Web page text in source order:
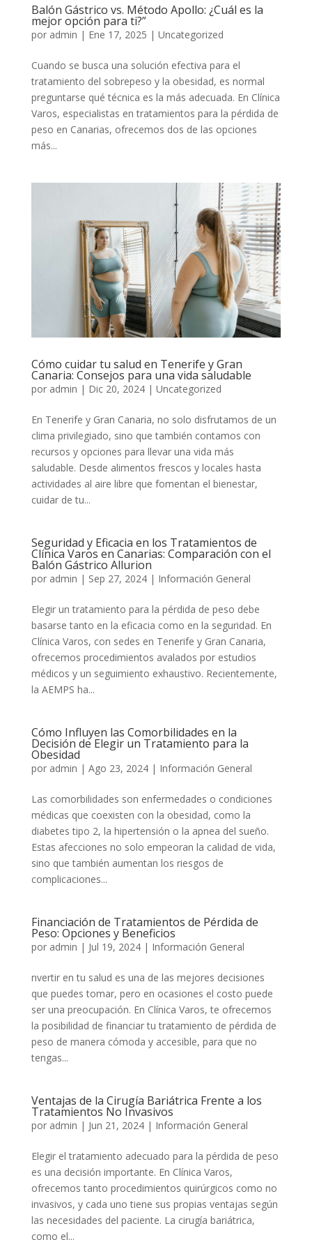
Balón Gástrico vs. Método Apollo: ¿Cuál es la
mejor opción para ti?”
por admin | Ene 17, 2025 | Uncategorized
Cuando se busca una solución efectiva para el
tratamiento del sobrepeso y la obesidad, es normal
preguntarse qué técnica es la más adecuada. En Clínica
Varos, especialistas en tratamientos para la pérdida de
peso en Canarias, ofrecemos dos de las opciones
más...
Cómo cuidar tu salud en Tenerife y Gran
Canaria: Consejos para una vida saludable
por admin | Dic 20, 2024| Uncategorized
En Tenerife y Gran Canaria, no solo disfrutamos de un
clima privilegiado, sino que también contamos con
recursos y opciones para llevar una vida más
saludable. Desde alimentos frescos y locales hasta
actividades al aire libre que fomentan el bienestar,
cuidar de tu...
Seguridad y Eficacia en los Tratamientos de
Clínica Varos en Canarias: Comparación con el
Balón Gástrico Allurion
por admin | Sep 27, 2024| Información General
Elegir un tratamiento para la pérdida de peso debe
basarse tanto en la eficacia como en la seguridad. En
Clínica Varos, con sedes en Tenerife y Gran Canaria,
ofrecemos procedimientos avalados por estudios
médicos y un seguimiento exhaustivo. Recientemente,
la AEMPS ha...
Cómo Influyen las Comorbilidades en la
Decisión de Elegir un Tratamiento para la
Obesidad
por admin | Ago 23, 2024| Información General
Las comorbilidades son enfermedades o condiciones
médicas que coexisten con la obesidad, como la
diabetes tipo 2, la hipertensión o la apnea del sueño.
Estas afecciones no solo empeoran la calidad de vida,
sino que también aumentan los riesgos de
complicaciones...
Financiación de Tratamientos de Pérdida de
Peso: Opciones y Beneficios
por admin | Jul 19, 2024| Información General
nvertir en tu salud es una de las mejores decisiones
que puedes tomar, pero en ocasiones el costo puede
ser una preocupación. En Clínica Varos, te ofrecemos
la posibilidad de financiar tu tratamiento de pérdida de
peso de manera cómoda y accesible, para que no
tengas...
Ventajas de la Cirugía Bariátrica Frente a los
Tratamientos No Invasivos
por admin | Jun 21, 2024| Información General
Elegir el tratamiento adecuado para la pérdida de peso
es una decisión importante. En Clínica Varos,
ofrecemos tanto procedimientos quirúrgicos como no
invasivos, y cada uno tiene sus propias ventajas según
las necesidades del paciente. La cirugía bariátrica,
como el...